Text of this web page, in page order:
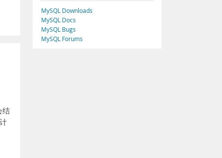
结
MySQL Downloads
MySQL Docs
MySQL Bugs
MySQL Forums